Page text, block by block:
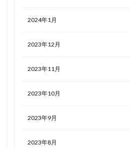
2024年1月
2023年12月
2023年11月
2023年10月
2023年9月
2023年8月